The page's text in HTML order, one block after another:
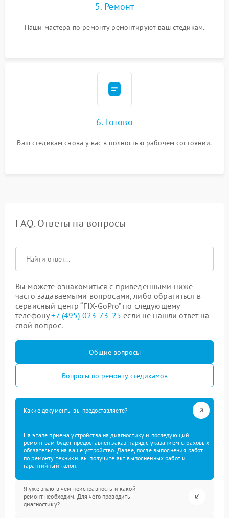
5. Ремонт
Наши мастера по ремонту ремонтируют ваш стедикам.
6. Готово
Ваш стедикам снова у вас в полностью рабочем состоянии.
FAQ. Ответы на вопросы
Вы можете ознакомиться с приведенными ниже
часто задаваемыми вопросами, либо обратиться в
сервисный центр “FIX-GoPro” по следующему
телефону+7 (495) 023-73-25 если не нашли ответ на
свой вопрос.
Общие вопросы
Вопросы по ремонту стедикамов
Какие документы вы предоставляете?
На этапе приема устройства на диагностику и последующий
ремонт вам будет предоставлен заказ-наряд с указанием страховых
обязательств на ваше устройство. Далее, после выполнения работ
по ремонту техники, вы получите акт выполненных работ и
гарантийный талон.
Я уже знаю в чем неисправность и какой
ремонт необходим. Для чего проводить
диагностику?